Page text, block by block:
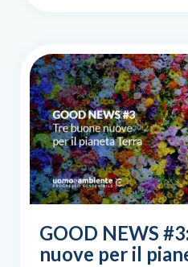
GOOD NEWS
nuove per il